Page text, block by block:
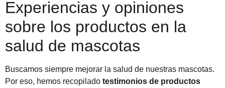
Experiencias y opiniones
sobre los productos en la
salud de mascotas
Buscamos siempre mejorar la salud de nuestras mascotas.
Por eso, hemos recopilado testimonios de productos